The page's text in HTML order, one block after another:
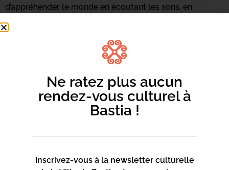
d’appréhender le monde en écoutant les sons, en
émotions. Du chant, des écoutes, des percussions
corporelles et du travail de voix seront de la partie.
Renseignements et inscriptions au 06 73 68 89 18 ou
Ne ratez plus aucun
rendez-vous culturel à
Bastia !
Inscrivez-vous à la newsletter culturelle